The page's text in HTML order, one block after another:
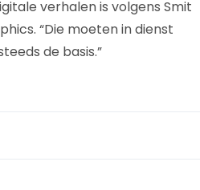
verhalen is volgens Smit
“Die moeten in dienst
de basis.”